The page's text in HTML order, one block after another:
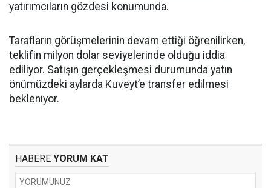
yatırımcıların gözdesi konumunda.
Tarafların görüşmelerinin devam ettiği öğrenilirken,
teklifin milyon dolar seviyelerinde olduğu iddia
ediliyor. Satışın gerçekleşmesi durumunda yatın
önümüzdeki aylarda Kuveyt’e transfer edilmesi
bekleniyor.
HABERE YORUM KAT